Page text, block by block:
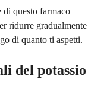
di questo farmaco
ridurre gradualmente
di quanto ti aspetti.
del potassio